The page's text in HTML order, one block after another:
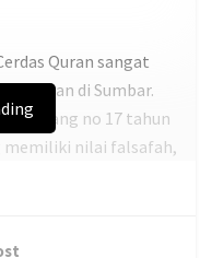
Quran sangat
Quran di Sumbar.
Undang no 17 tahun
memiliki nilai falsafah,
Cerdas Quran ini ke